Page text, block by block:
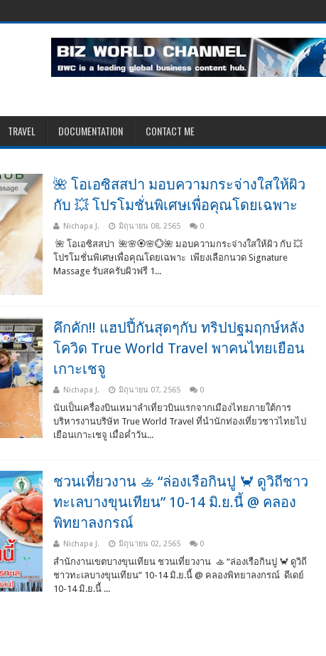
TRAVEL DOCUMENTATION CONTACT ME
🌺 โอเอซิสสปา มอบความกระจ่างใสให้ผิว
กับ 💥 โปรโมชั่นพิเศษเพื่อคุณโดยเฉพาะ
Nichapa J. มิถุนายน 08, 2565 0
🌺 โอเอซิสสปา 🌺🌸🏵️🌸💮🌺 มอบความกระจ่างใสให้ผิว กับ 💥
โปรโมชั่นพิเศษเพื่อคุณโดยเฉพาะ เพียงเลือกนวด Signature
Massage รับสครับผิวฟรี 1...
คึกคัก!! แฮปปี้กันสุดๆกับ ทริปปฐมฤกษ์หลัง
โควิด True World Travel พาคนไทยเยือน
เกาะเชจู
Nichapa J. มิถุนายน 07, 2565 0
นับเป็นเครื่องบินเหมาลำเที่ยวบินแรกจากเมืองไทยภายใต้การ
บริหารงานบริษัท True World Travel ที่นำนักท่องเที่ยวชาวไทยไป
เยือนเกาะเชจู เมื่อค่ำวัน...
ชวนเที่ยวงาน 🚣 “ล่องเรือกินปู 🦀 ดูวิถีชาว
ทะเลบางขุนเทียน” 10-14 มิ.ย.นี้ @ คลอง
พิทยาลงกรณ์
Nichapa J. มิถุนายน 02, 2565 0
สำนักงานเขตบางขุนเทียน ชวนเที่ยวงาน 🚣 “ล่องเรือกินปู 🦀 ดูวิถี
ชาวทะเลบางขุนเทียน” 10-14 มิ.ย.นี้ @ คลองพิทยาลงกรณ์ ดีเดย์
10-14 มิ.ย.นี้ ...